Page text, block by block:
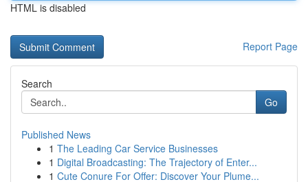
HTML is disabled
Report Page
Search
Go
Published News
1 The Leading Car Service Businesses
1 Digital Broadcasting: The Trajectory of Enter...
1 Cute Conure For Offer: Discover Your Plume...